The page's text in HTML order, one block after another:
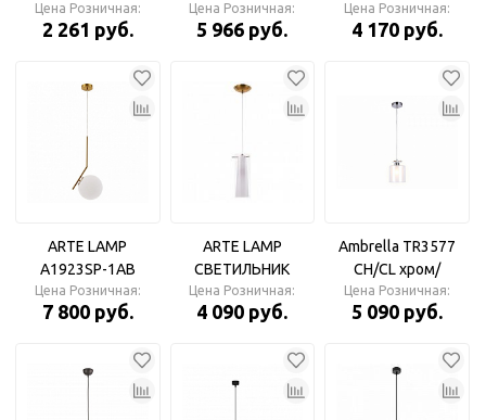
4200K 12W D70*285
Подвесной
светодиодный
Цена Розничная:
2 261 руб.
9373/3 Пио Чёрный
Е14 40W
Цена Розничная:
5 966 руб.
A1915SP-1AB ARTE
LAMP
Цена Розничная:
4 170 руб.
ARTE LAMP
A1923SP-1AB
BOLLA-UNICA
Подвес
Цена Розничная:
7 800 руб.
ARTE LAMP
СВЕТИЛЬНИК
ПОДВЕСНОЙ
A8983SP-1PB
Цена Розничная:
4 090 руб.
Ambrella TR3577
CH/CL хром/
прозрачный E27
max 40W D150*1025
Цена Розничная:
5 090 руб.